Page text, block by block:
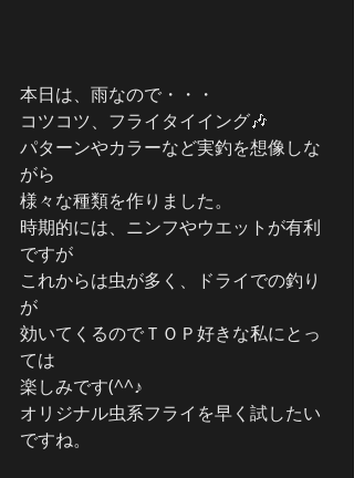
本日は、雨なので・・・
コツコツ、フライタイイング🎶
パターンやカラーなど実釣を想像しな
がら
様々な種類を作りました。
時期的には、ニンフやウエットが有利
ですが
これからは虫が多く、ドライでの釣り
が
効いてくるのでＴＯＰ好きな私にとっ
ては
楽しみです(^^♪
オリジナル虫系フライを早く試したい
ですね。